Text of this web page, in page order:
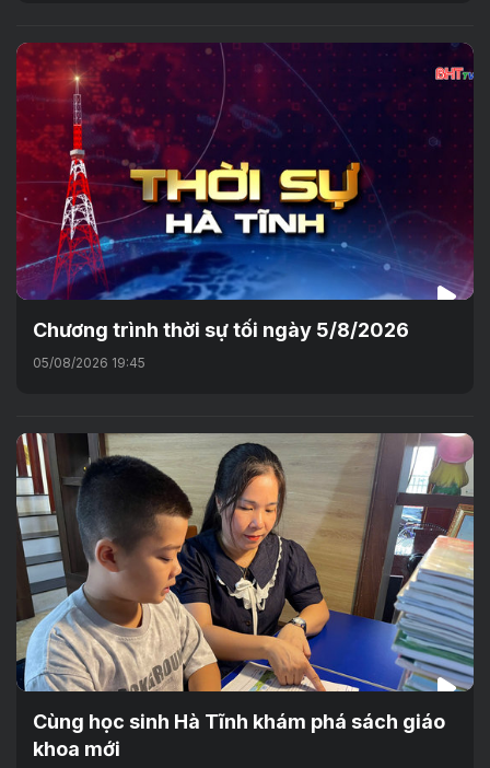
Chương trình thời sự tối ngày 5/8/2026
05/08/2026 19:45
Cùng học sinh Hà Tĩnh khám phá sách giáo
khoa mới